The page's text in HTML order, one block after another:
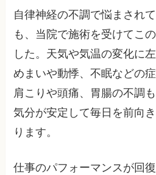
自律神経の不調で悩まされ
も、当院で施術を受けてこ
した。天気や気温の変化に
めまいや動悸、不眠などの
肩こりや頭痛、胃腸の不調
気分が安定して毎日を前向
ります。
仕事のパフォーマンスが回